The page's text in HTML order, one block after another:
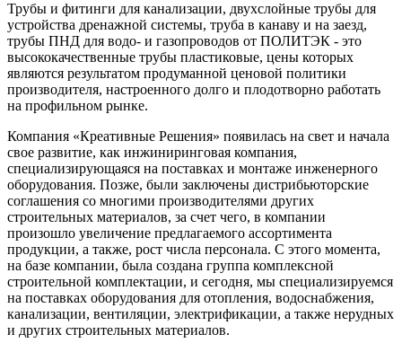
Трубы и фитинги для канализации, двухслойные трубы для
устройства дренажной системы, труба в канаву и на заезд,
трубы ПНД для водо- и газопроводов от ПОЛИТЭК - это
высококачественные трубы пластиковые, цены которых
являются результатом продуманной ценовой политики
производителя, настроенного долго и плодотворно работать
на профильном рынке.
Компания «Креативные Решения» появилась на свет и начала
свое развитие, как инжиниринговая компания,
специализирующаяся на поставках и монтаже инженерного
оборудования. Позже, были заключены дистрибьюторские
соглашения со многими производителями других
строительных материалов, за счет чего, в компании
произошло увеличение предлагаемого ассортимента
продукции, а также, рост числа персонала. С этого момента,
на базе компании, была создана группа комплексной
строительной комплектации, и сегодня, мы специализируемся
на поставках оборудования для отопления, водоснабжения,
канализации, вентиляции, электрификации, а также нерудных
и других строительных материалов.